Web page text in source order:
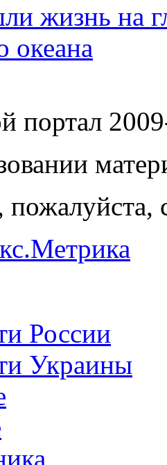
жизнь на
океана
портал
пожалуйста,
России
Украины